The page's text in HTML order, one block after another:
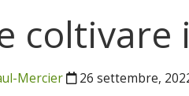
coltivare
Mercier 26 settembre,